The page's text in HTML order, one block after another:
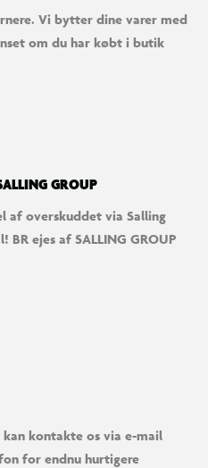
Vi bytter dine varer med
om du har købt i butik
GROUP
af overskuddet via Salling
ejes af SALLING GROUP
kontakte os via e-mail
for endnu hurtigere